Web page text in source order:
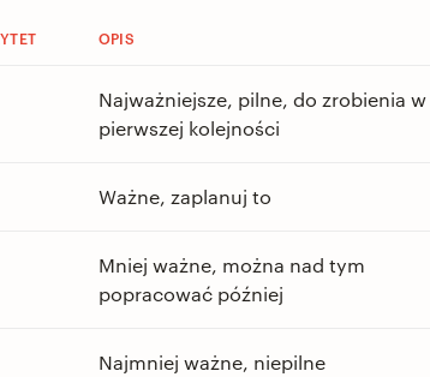
OPIS
Najważniejsze, pilne, do zrobienia w
pierwszej kolejności
Ważne, zaplanuj to
Mniej ważne, można nad tym
popracować później
Najmniej ważne, niepilne